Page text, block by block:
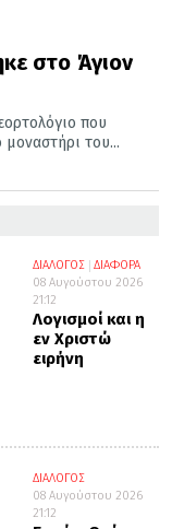
στο Άγιον
που
του...
ΔΙΑΛΟΓΟΣ
ΔΙΑΦΟΡΑ
08 Αυγούστου 2026
21:12
Λογισμοί και η
εν Χριστώ
ειρήνη
ΔΙΑΛΟΓΟΣ
08 Αυγούστου 2026
21:12